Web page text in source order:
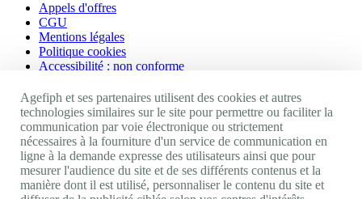
Appels d'offres
CGU
Mentions légales
Politique cookies
Accessibilité : non conforme
Nos autres sites
Site portail Agefiph
Activateur de progrès
Handinnov
Innovation et recherche
Université du RRH
Agefiph et ses partenaires utilisent des cookies et autres
technologies similaires sur le site pour permettre ou faciliter la
communication par voie électronique ou strictement
nécessaires à la fourniture d'un service de communication en
ligne à la demande expresse des utilisateurs ainsi que pour
mesurer l'audience du site et de ses différents contenus et la
manière dont il est utilisé, personnaliser le contenu du site et